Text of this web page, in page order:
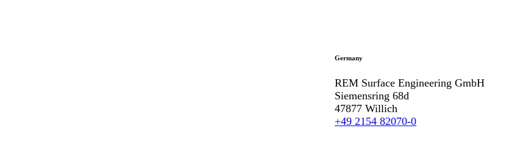
Germany
REM Surface Engineering GmbH
Siemensring 68d
47877 Willich
+49 2154 82070-0